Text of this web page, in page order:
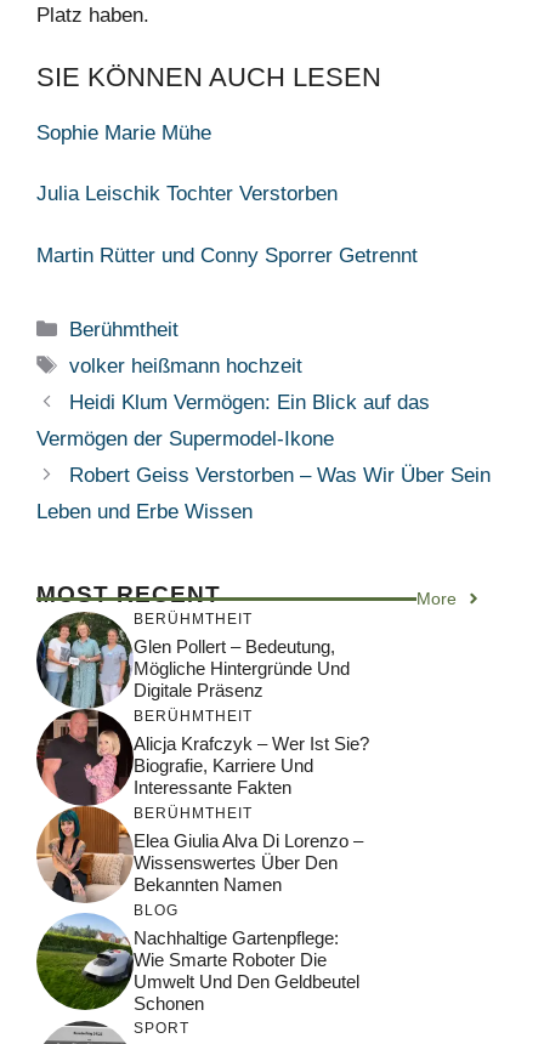
Platz haben.
SIE KÖNNEN AUCH LESEN
Sophie Marie Mühe
Julia Leischik Tochter Verstorben
Martin Rütter und Conny Sporrer Getrennt
Categories
Berühmtheit
Tags
volker heißmann hochzeit
Heidi Klum Vermögen: Ein Blick auf das
Vermögen der Supermodel-Ikone
Robert Geiss Verstorben – Was Wir Über Sein
Leben und Erbe Wissen
MOST RECENT More
BERÜHMTHEIT
Glen Pollert – Bedeutung,
Mögliche Hintergründe Und
Digitale Präsenz
BERÜHMTHEIT
Alicja Krafczyk – Wer Ist Sie?
Biografie, Karriere Und
Interessante Fakten
BERÜHMTHEIT
Elea Giulia Alva Di Lorenzo –
Wissenswertes Über Den
Bekannten Namen
BLOG
Nachhaltige Gartenpflege:
Wie Smarte Roboter Die
Umwelt Und Den Geldbeutel
Schonen
SPORT